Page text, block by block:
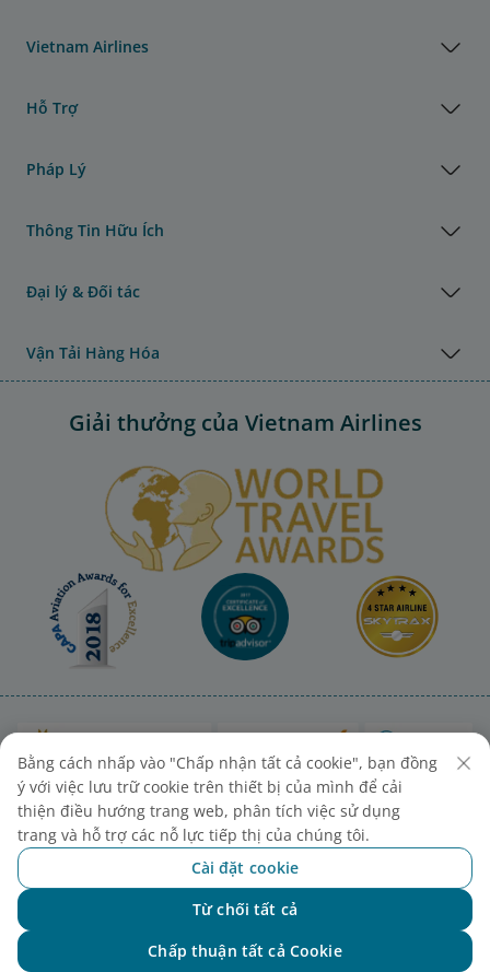
Vietnam Airlines
Hỗ Trợ
Pháp Lý
Thông Tin Hữu Ích
Đại lý & Đối tác
Vận Tải Hàng Hóa
Giải thưởng của Vietnam Airlines
Sơ đồ trang Liên hệ mua vé Cài đặt cookies
Bằng cách nhấp vào "Chấp nhận tất cả cookie", bạn đồng
ý với việc lưu trữ cookie trên thiết bị của mình để cải
thiện điều hướng trang web, phân tích việc sử dụng
trang và hỗ trợ các nỗ lực tiếp thị của chúng tôi.
Cài đặt cookie
Từ chối tất cả
Chấp thuận tất cả Cookie